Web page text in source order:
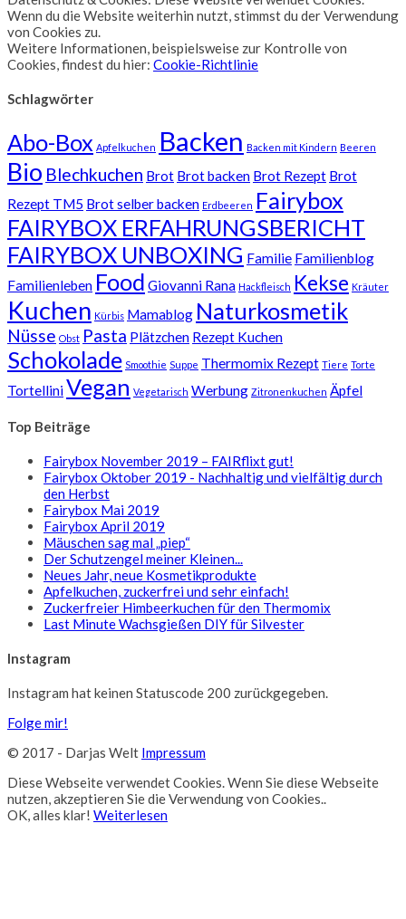
Wenn du die Website weiterhin nutzt, stimmst du der Verwendung
von Cookies zu.
Weitere Informationen, beispielsweise zur Kontrolle von
Cookies, findest du hier: Cookie-Richtlinie
Schlagwörter
Abo-Box Apfelkuchen Backen Backen mit Kindern Beeren
Bio Blechkuchen Brot Brot backen Brot Rezept Brot
Rezept TM5 Brot selber backen Erdbeeren Fairybox
FAIRYBOX ERFAHRUNGSBERICHT
FAIRYBOX UNBOXING Familie Familienblog
Familienleben Food Giovanni Rana Hackfleisch Kekse Kräuter
Kuchen Kürbis Mamablog Naturkosmetik
Nüsse Obst Pasta Plätzchen Rezept Kuchen
Schokolade Smoothie Suppe Thermomix Rezept Tiere Torte
TortelliniVegan Vegetarisch Werbung Zitronenkuchen Äpfel
Top Beiträge
Fairybox November 2019 – FAIRflixt gut!
Fairybox Oktober 2019 - Nachhaltig und vielfältig durch
den Herbst
Fairybox Mai 2019
Fairybox April 2019
Mäuschen sag mal „piep“
Der Schutzengel meiner Kleinen...
Neues Jahr, neue Kosmetikprodukte
Apfelkuchen, zuckerfrei und sehr einfach!
Zuckerfreier Himbeerkuchen für den Thermomix
Last Minute Wachsgießen DIY für Silvester
Instagram
Instagram hat keinen Statuscode 200 zurückgegeben.
Folge mir!
© 2017 - Darjas Welt Impressum
Diese Webseite verwendet Cookies. Wenn Sie diese Webseite
nutzen, akzeptieren Sie die Verwendung von Cookies..
OK, alles klar! Weiterlesen